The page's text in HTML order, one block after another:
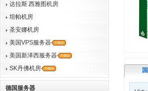
达拉斯.西雅图机房
坦帕机房
圣安娜机房
美国VPS服务器
美国新泽西服务器
SK丹佛机房
德国服务器